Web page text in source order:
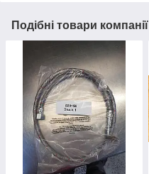
Подібні товари компанії